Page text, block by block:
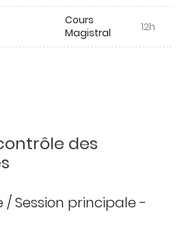
Cours
Magistral
12h
des
/ Session principale -